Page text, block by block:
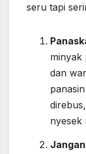
seru tapi
minyak
dan
nyesek